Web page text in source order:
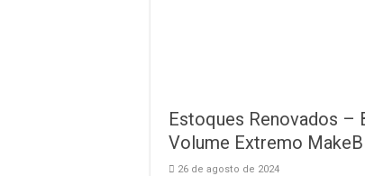
Estoques Renovados –
Volume Extremo MakeB
26 de agosto de 2024